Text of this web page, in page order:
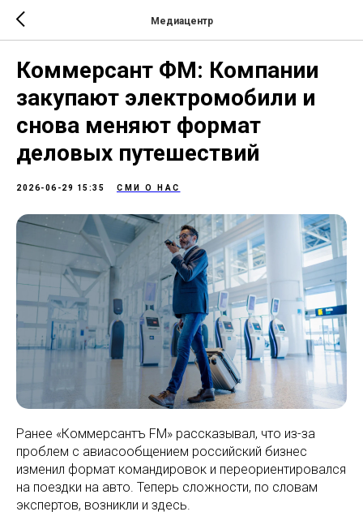
Медиацентр
Коммерсант ФМ: Компании
закупают электромобили и
снова меняют формат
деловых путешествий
2026-06-29 15:35 СМИ О НАС
Ранее «Коммерсантъ FM» рассказывал, что из-за
проблем с авиасообщением российский бизнес
изменил формат командировок и переориентировался
на поездки на авто. Теперь сложности, по словам
экспертов, возникли и здесь.